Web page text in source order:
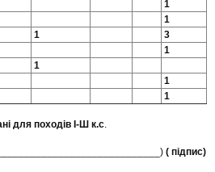
1
1
1
3
1
1
1
1
для походів І-Ш к.с.
( підпис)